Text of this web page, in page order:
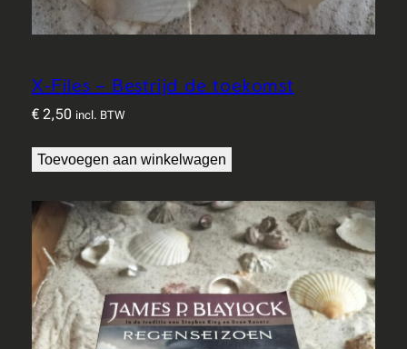
X-Files – Bestrijd de toekomst
€2,50 incl. BTW
Toevoegen aan winkelwagen